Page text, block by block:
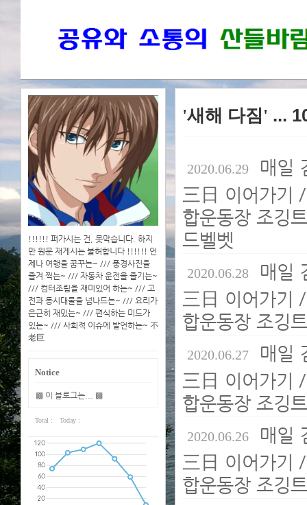
!!!!!! 퍼가시는 건, 못막습니다. 하지
만 원문 재게시는 불허합니다 !!!!!! 언
제나 여행을 꿈꾸는~ /// 풍경사진을
즐겨 찍는~ /// 자동차 운전을 즐기는~
/// 컴터조립을 재미있어 하는~ /// 고
전과 동시대물을 넘나드는~ /// 요리가
은근히 재밌는~ /// 편식하는 미드가
있는~ /// 사회적 이슈에 발언하는~ 不
老巨
Notice
▩ 이 블로그는... ▩
Total : Today :
'새해 다짐' ...
2020.06.29 매일
三日 이어가기
합운동장 조깅
드벨벳
2020.06.28 매일
三日 이어가기
합운동장 조깅
2020.06.27 매일
三日 이어가기
합운동장 조깅
2020.06.26 매일
三日 이어가기
합운동장 조깅